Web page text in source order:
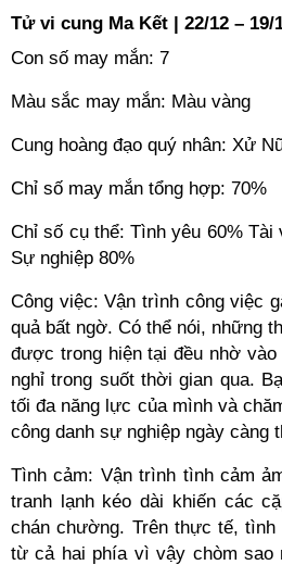
Tử vi cung Ma Kết | 22/12 – 19/
Con số may mắn: 7
Màu sắc may mắn: Màu vàng
Cung hoàng đạo quý nhân: Xử
Chỉ số may mắn tổng hợp: 70%
Chỉ số cụ thể: Tình yêu 60% Tài
Sự nghiệp 80%
Công việc: Vận trình công việc
quả bất ngờ. Có thể nói, những
được trong hiện tại đều nhờ
nghỉ trong suốt thời gian qua.
tối đa năng lực của mình và
công danh sự nghiệp ngày càng
Tình cảm: Vận trình tình cảm
tranh lạnh kéo dài khiến các
chán chường. Trên thực tế,
từ cả hai phía vì vậy chòm sao